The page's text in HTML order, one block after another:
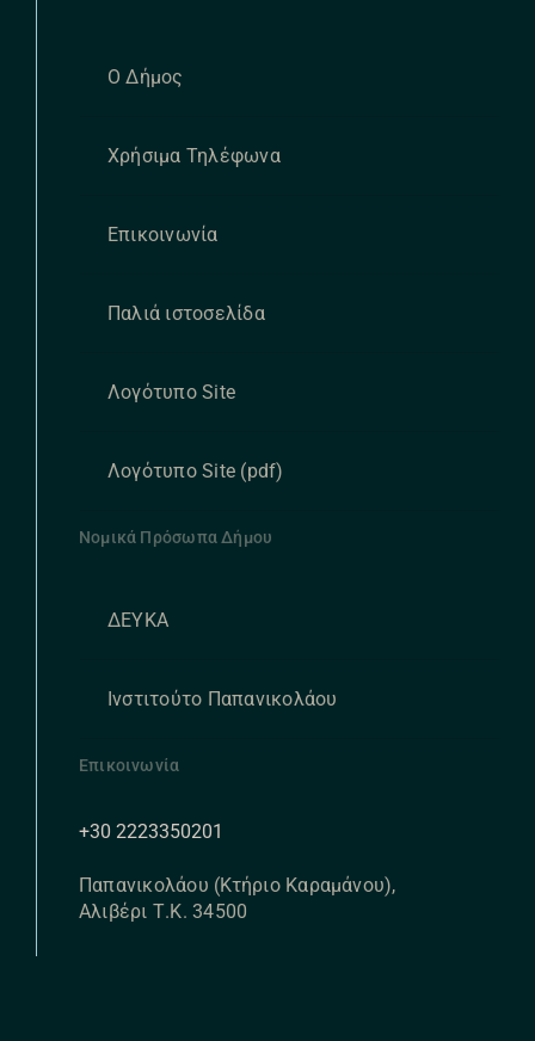
Ο Δήμος
Χρήσιμα Τηλέφωνα
Επικοινωνία
Παλιά ιστοσελίδα
Λογότυπο Site
Λογότυπο Site (pdf)
Νομικά Πρόσωπα Δήμου
ΔΕΥΚΑ
Ινστιτούτο Παπανικολάου
Επικοινωνία
+30 2223350201
Παπανικολάου (Κτήριο Καραμάνου),
Αλιβέρι Τ.Κ. 34500